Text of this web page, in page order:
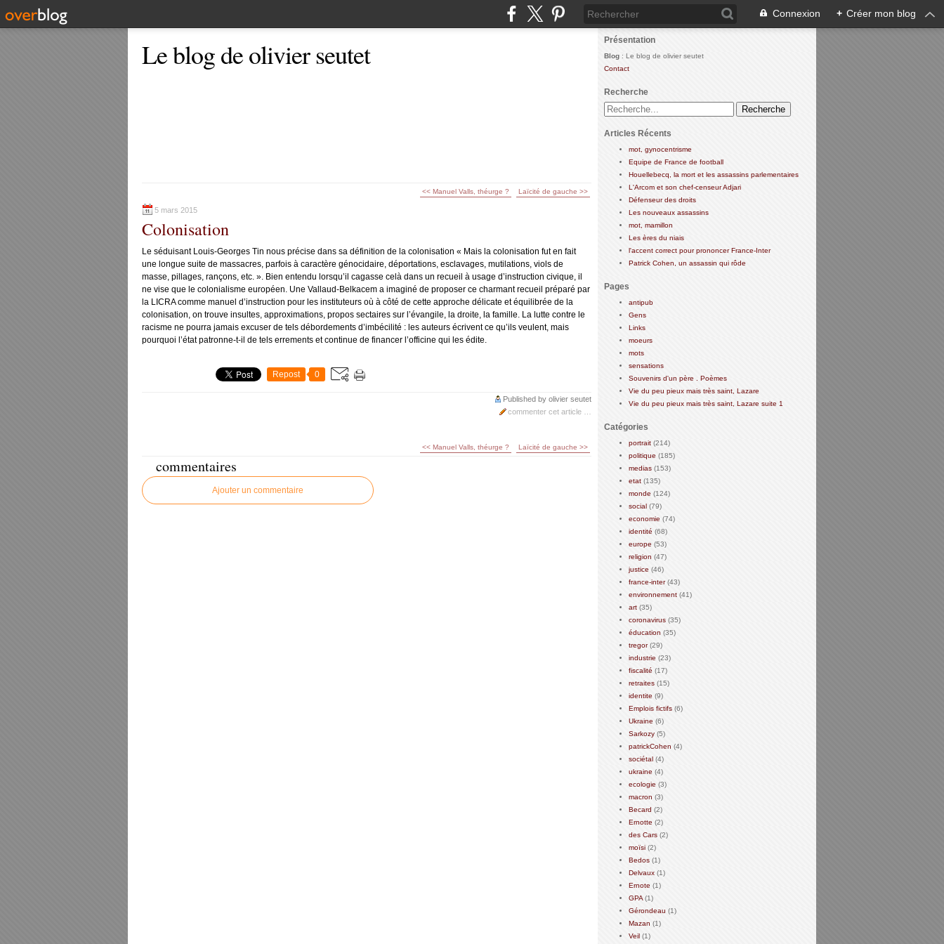
Connexion + Créer mon blog
Le blog de olivier seutet
<< Manuel Valls, théurge ? Laïcité de gauche >>
5 mars 2015
Colonisation
Le séduisant Louis-Georges Tin nous précise dans sa définition de la colonisation « Mais la colonisation fut en fait
une longue suite de massacres, parfois à caractère génocidaire, déportations, esclavages, mutilations, viols de
masse, pillages, rançons, etc. ». Bien entendu lorsqu’il cagasse celà dans un recueil à usage d’instruction civique, il
ne vise que le colonialisme européen. Une Vallaud-Belkacem a imaginé de proposer ce charmant recueil préparé par
la LICRA comme manuel d’instruction pour les instituteurs où à côté de cette approche délicate et équilibrée de la
colonisation, on trouve insultes, approximations, propos sectaires sur l’évangile, la droite, la famille. La lutte contre le
racisme ne pourra jamais excuser de tels débordements d’imbécilité : les auteurs écrivent ce qu’ils veulent, mais
pourquoi l’état patronne-t-il de tels errements et continue de financer l’officine qui les édite.
Repost 0
Published by olivier seutet
commenter cet article
<< Manuel Valls, théurge ? Laïcité de gauche >>
commentaires
Ajouter un commentaire
Présentation
Blog : Le blog de olivier seutet
Contact
Recherche
Articles Récents
mot, gynocentrisme
Equipe de France de football
Houellebecq, la mort et les assassins parlementaires
L'Arcom et son chef-censeur Adjari
Défenseur des droits
Les nouveaux assassins
mot, mamillon
Les ères du niais
l'accent correct pour prononcer France-Inter
Patrick Cohen, un assassin qui rôde
Pages
antipub
Gens
Links
moeurs
mots
sensations
Souvenirs d'un père . Poèmes
Vie du peu pieux mais très saint, Lazare
Vie du peu pieux mais très saint, Lazare suite 1
Catégories
portrait (214)
politique (185)
medias (153)
etat (135)
monde (124)
social (79)
economie (74)
identité (68)
europe (53)
religion (47)
justice (46)
france-inter(43)
environnement (41)
art (35)
coronavirus (35)
éducation (35)
tregor(29)
industrie (23)
fiscalité (17)
retraites (15)
identite (9)
Emplois fictifs (6)
Ukraine (6)
Sarkozy (5)
patrickCohen (4)
sociétal (4)
ukraine (4)
ecologie (3)
macron (3)
Becard (2)
Ernotte (2)
des Cars (2)
moïsi (2)
Bedos (1)
Delvaux (1)
Ernote (1)
GPA (1)
Gérondeau (1)
Mazan (1)
Veil (1)